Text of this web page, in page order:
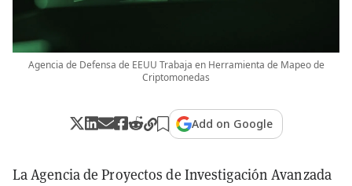
Agencia de Defensa de EEUU Trabaja en Herramienta de Mapeo de
Criptomonedas
Add on Google
La Agencia de Proyectos de Investigación Avanzada